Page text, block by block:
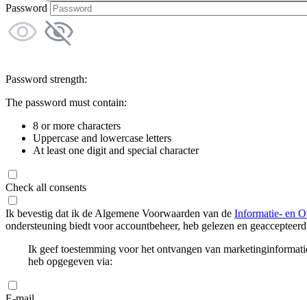
Password
Password strength:
The password must contain:
8 or more characters
Uppercase and lowercase letters
At least one digit and special character
Check all consents
Ik bevestig dat ik de Algemene Voorwaarden van de Informatie- en
ondersteuning biedt voor accountbeheer, heb gelezen en
Ik geef toestemming voor het ontvangen van
heb opgegeven via: